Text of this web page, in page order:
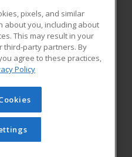
Student Blog
Learning. All rights
cannot be reproduced or
obtained prior written
Learning.Privacy Policy
pixels, and similar
about you, including about
This may result in your
third-party partners. By
agree to these practices,
Policy